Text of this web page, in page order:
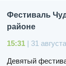
Фестиваль
районе
15:31 | 31
Девятый